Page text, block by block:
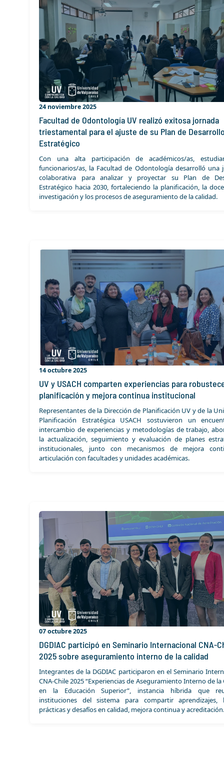
24 noviembre 2025
Facultad de Odontología UV realizó exitosa jornada
triestamental para el ajuste de su Plan de
Estratégico
Con una alta participación de académicos/as,
funcionarios/as, la Facultad de Odontología desarrolló una
colaborativa para analizar y proyectar su Plan de
Estratégico hacia 2030, fortaleciendo la planificación, la
investigación y los procesos de aseguramiento de la calidad.
14 octubre 2025
UV y USACH comparten experiencias para
planificación y mejora continua institucional
Representantes de la Dirección de Planificación UV y de la
Planificación Estratégica USACH sostuvieron un
intercambio de experiencias y metodologías de trabajo,
la actualización, seguimiento y evaluación de planes
institucionales, junto con mecanismos de mejora
articulación con facultades y unidades académicas.
07 octubre 2025
DGDIAC participó en Seminario Internacional CNA-
2025 sobre aseguramiento interno de la calidad
Integrantes de la DGDIAC participaron en el Seminario
CNA-Chile 2025 “Experiencias de Aseguramiento Interno de la
en la Educación Superior”, instancia híbrida que
instituciones del sistema para compartir aprendizajes,
prácticas y desafíos en calidad, mejora continua y acreditación.